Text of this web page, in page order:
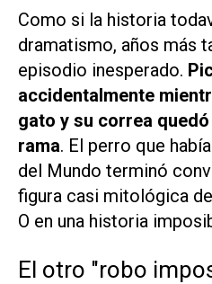
Como si la historia
dramatismo, años más
episodio inesperado.
accidentalmente
gato y su correa
rama. El perro que
del Mundo terminó
figura casi mitológica
O en una historia
El otro "robo